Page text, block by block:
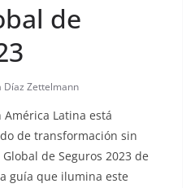
de
Díaz Zettelmann
Latina está
de transformación sin
de Seguros 2023 de
guía que ilumina este